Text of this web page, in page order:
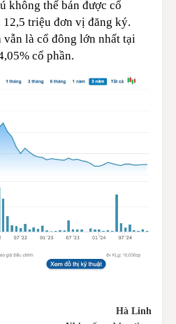
không thể bán được cổ
12,5 triệu đơn vị đăng ký.
vẫn là cổ đông lớn nhất tại
cổ phần.
Hà Linh